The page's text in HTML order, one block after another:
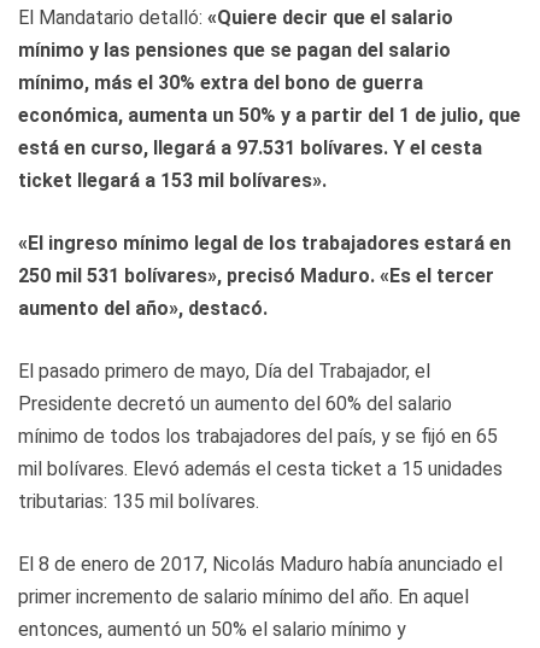
El Mandatario detalló: «Quiere decir que el salario
mínimo y las pensiones que se pagan del salario
mínimo, más el 30% extra del bono de guerra
económica, aumenta un 50% y a partir del 1 de julio, que
está en curso, llegará a 97.531 bolívares. Y el cesta
ticket llegará a 153 mil bolívares».
«El ingreso mínimo legal de los trabajadores estará en
250 mil 531 bolívares», precisó Maduro. «Es el tercer
aumento del año», destacó.
El pasado primero de mayo, Día del Trabajador, el
Presidente decretó un aumento del 60% del salario
mínimo de todos los trabajadores del país, y se fijó en 65
mil bolívares. Elevó además el cesta ticket a 15 unidades
tributarias: 135 mil bolívares.
El 8 de enero de 2017, Nicolás Maduro había anunciado el
primer incremento de salario mínimo del año. En aquel
entonces, aumentó un 50% el salario mínimo y